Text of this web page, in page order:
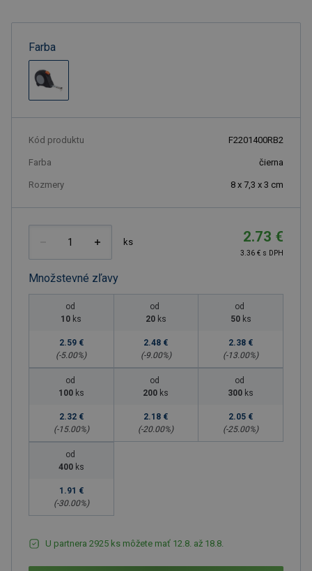
Farba
Kód produktu F2201400RB2
Farba čierna
Rozmery 8 x 7,3 x 3 cm
ks 2.73 €
3.36 € s DPH
Množstevné zľavy
od
10 ks
2.59 €
(-5.00%)
od
20 ks
2.48 €
(-9.00%)
od
50 ks
2.38 €
(-13.00%)
od
100 ks
2.32 €
(-15.00%)
od
200 ks
2.18 €
(-20.00%)
od
300 ks
2.05 €
(-25.00%)
od
400 ks
1.91 €
(-30.00%)
U partnera 2925 ks môžete mať 12.8. až 18.8.